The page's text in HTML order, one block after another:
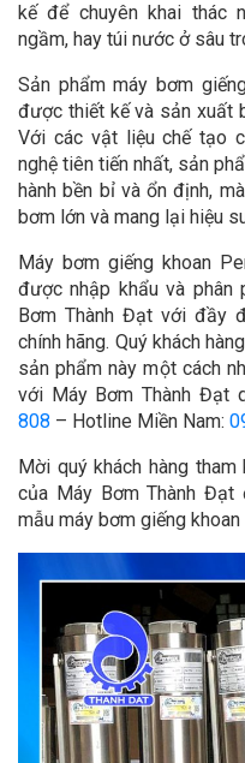
kế để chuyên khai thác
ngầm, hay túi nước ở sâu
Sản phẩm máy bơm
được thiết kế và sản xuất
Với các vật liệu chế tạo
nghệ tiên tiến nhất, sản
hành bền bỉ và ổn định,
bơm lớn và mang lại hiệu
Máy bơm giếng khoan
được nhập khẩu và phân
Bơm Thành Đạt với đầy
chính hãng. Quý khách
sản phẩm này một cách
với Máy Bơm Thành Đạt
808 – Hotline Miền Nam:
Mời quý khách hàng
của Máy Bơm Thành
mẫu máy bơm giếng